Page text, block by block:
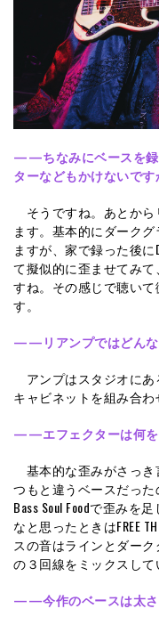
——ちなみにベースを録
ターなどもかけないです
そうですね。あとから
ます。基本的にダークグ
ますが、家で録った後
て擬似的に歪ませてみ
すね。その感じで聴い
す。
——リアンプではどんな
アンプはスタジオにあ
キャビネットを組み合わ
——エフェクターは何を
基本的な歪みがさっき
つもと違うベースだっ
Bass Soul Foodで歪みを
なと思ったときはFREE
スの音はラインとダー
の３回線をミックスして
——今作のベースは太さ